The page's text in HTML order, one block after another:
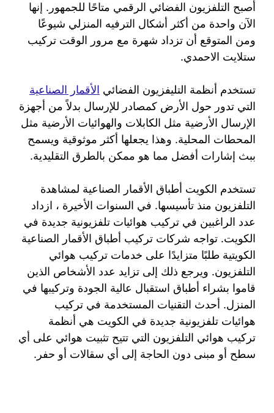
أصبح التلفزيون الفضائي الرقمي متاحًا للجمهور. إنها
الآن واحدة من أكثر أشكال الترفيه المنزلي شيوعًا
ومن المتوقع أن تزداد شهرة مع مرور الوقت تركيب
ستلايت الاحمدي.
تستخدم أنظمة التليفزيون الفضائي الأقمار الصناعية
التي تدور حول الأرض كمصادر للإرسال بدلاً من أجهزة
الإرسال الأرضية مثل الكابلات والهوائيات الأرضية مثل
المحطات المحلية. وهذا يجعلها أكثر موثوقية ويسمح
ببث إشارات أفضل مما هو ممكن بالطرق التقليدية.
تستخدم الكويت أطباق الأقمار الصناعية لمشاهدة
التلفزيون منذ تأسيسها. في السنوات الأخيرة ، ازداد
عدد الراغبين في تركيب هوائيات تلفزيونية جديدة في
الكويت. تواجه شركات تركيب أطباق الأقمار الصناعية
الكويتية طلبًا متزايدًا على خدمات تركيب هوائي
التلفزيون. ويرجع ذلك إلى تزايد عدد الأشخاص الذين
قاموا بشراء أطباق استقبال عالية الجودة وتركيبها في
المنزل. أحدث التقنيات المستخدمة في تركيب
هوائيات تلفزيونية جديدة في الكويت هي أنظمة
تركيب هوائي التلفزيون التي تتيح تثبيت هوائي على أي
سطح أو مبنى دون الحاجة إلى أي سقالات أو حفر.